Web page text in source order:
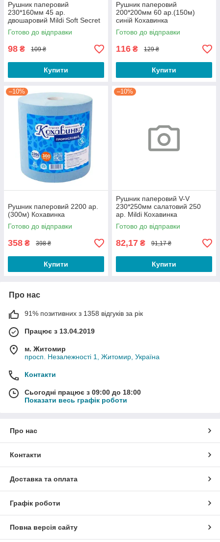
Рушник паперовий
230*160мм 45 ар.
двошаровий Mildi Soft Secret
Кохавинка
Готово до відправки
98 ₴ 109 ₴
Купити
Рушник паперовий
200*200мм 60 ар.(150м)
синій Кохавинка
Готово до відправки
116 ₴ 129 ₴
Купити
–10%
Рушник паперовий 2200 ар.
(300м) Кохавинка
Готово до відправки
358 ₴ 398 ₴
Купити
–10%
Рушник паперовий V-V
230*250мм салатовий 250
ар. Mildi Кохавинка
Готово до відправки
82,17 ₴ 91,17 ₴
Купити
Про нас
91% позитивних з 1358 відгуків за рік
Працює з 13.04.2019
м. Житомир
просп. Незалежності 1, Житомир, Україна
Контакти
Сьогодні працює з 09:00 до 18:00
Показати весь графік роботи
Про нас
Контакти
Доставка та оплата
Графік роботи
Повна версія сайту